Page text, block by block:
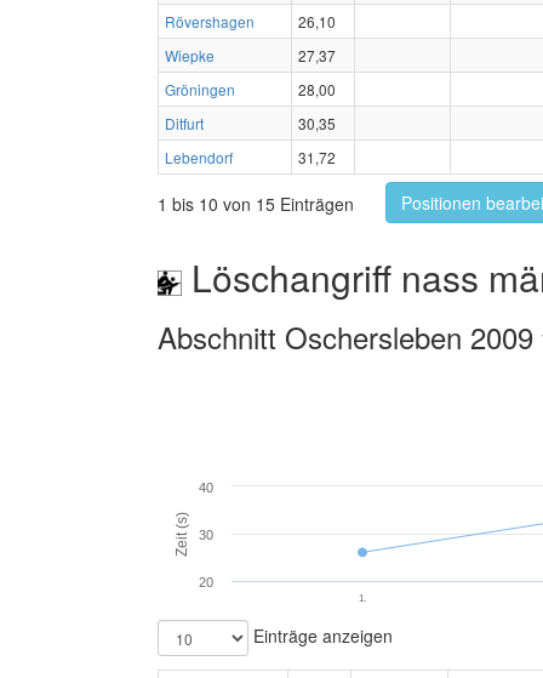
Rövershagen
26,10
Wiepke
27,37
Gröningen
28,00
Ditfurt
30,35
Lebendorf
31,72
1 bis 10 von 15 Einträgen Positionen
Löschangriff nass
Abschnitt Oschersleben 2009
Zeit (s)
1.
20
30
40
Einträge anzeigen